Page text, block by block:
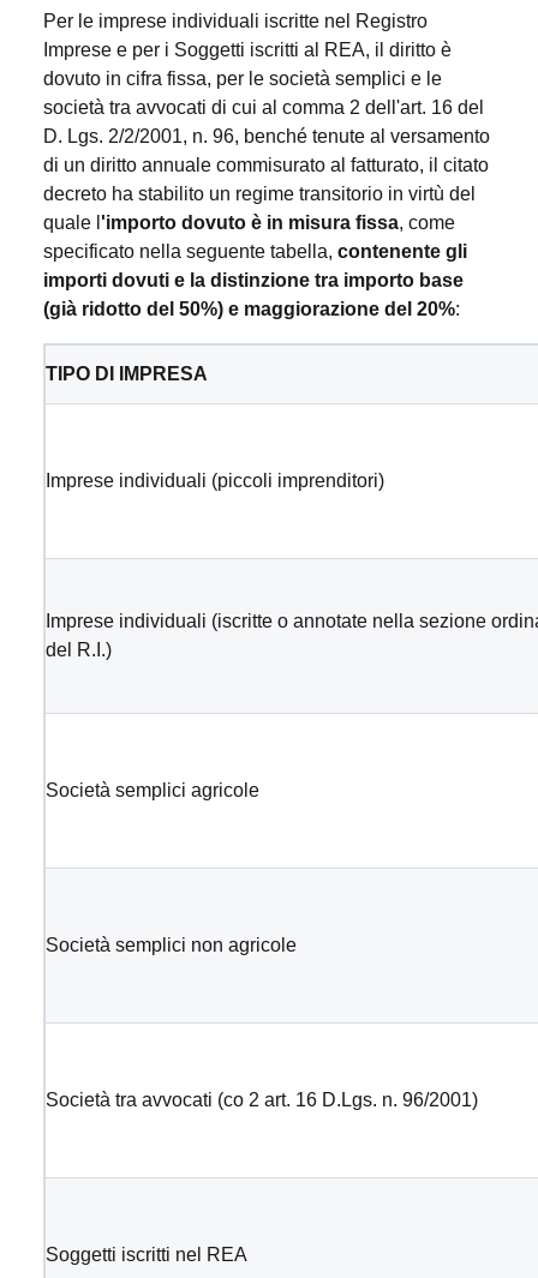
Per le imprese individuali iscritte nel Registro
Imprese e per i Soggetti iscritti al REA, il diritto è
dovuto in cifra fissa, per le società semplici e le
società tra avvocati di cui al comma 2 dell'art. 16 del
D. Lgs. 2/2/2001, n. 96, benché tenute al versamento
di un diritto annuale commisurato al fatturato, il citato
decreto ha stabilito un regime transitorio in virtù del
quale l 'importo dovuto è in misura fissa, come
specificato nella seguente tabella, contenente gli
importi dovuti e la distinzione tra importo base
(già ridotto del 50%) e maggiorazione del 20%:
TIPO DI IMPRESA
Imprese individuali (piccoli imprenditori)
Imprese individuali (iscritte o annotate nella sezione
del R.I.)
Società semplici agricole
Società semplici non agricole
Società tra avvocati (co 2 art. 16 D.Lgs. n. 96/2001)
Soggetti iscritti nel REA